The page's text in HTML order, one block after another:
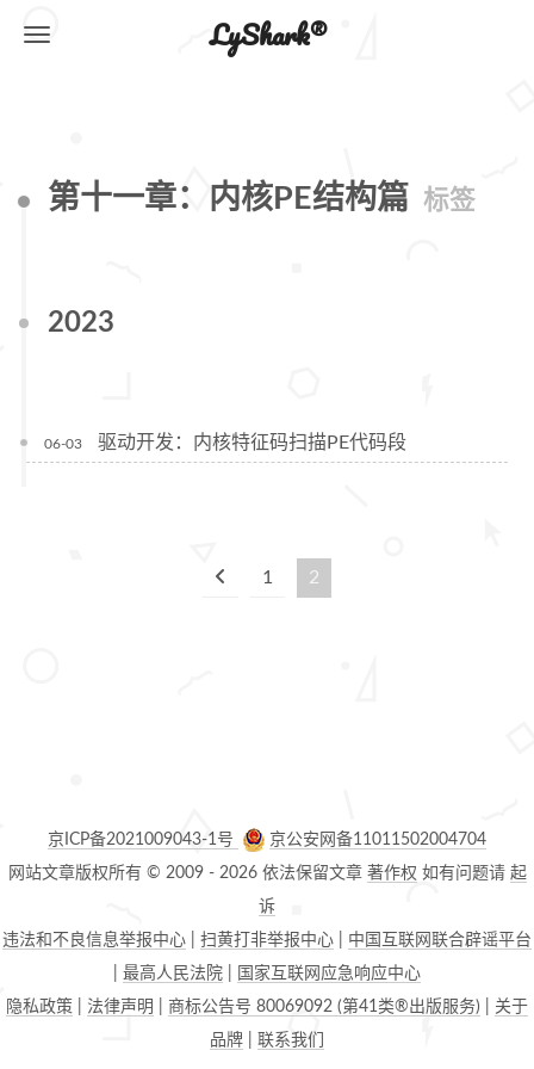
LyShark®
第十一章：内核PE结构篇 标签
2023
06-03 驱动开发：内核特征码扫描PE代码段
1 2
京ICP备2021009043-1号
京公安网备11011502004704
网站文章版权所有 © 2009 - 2026 依法保留文章 著作权 如有问题请 起
诉
违法和不良信息举报中心
扫黄打非举报中心
中国互联网联合辟谣平台
最高人民法院
国家互联网应急响应中心
隐私政策
法律声明 商标公告号 80069092 (第41类®出版服务)
关于
品牌
联系我们